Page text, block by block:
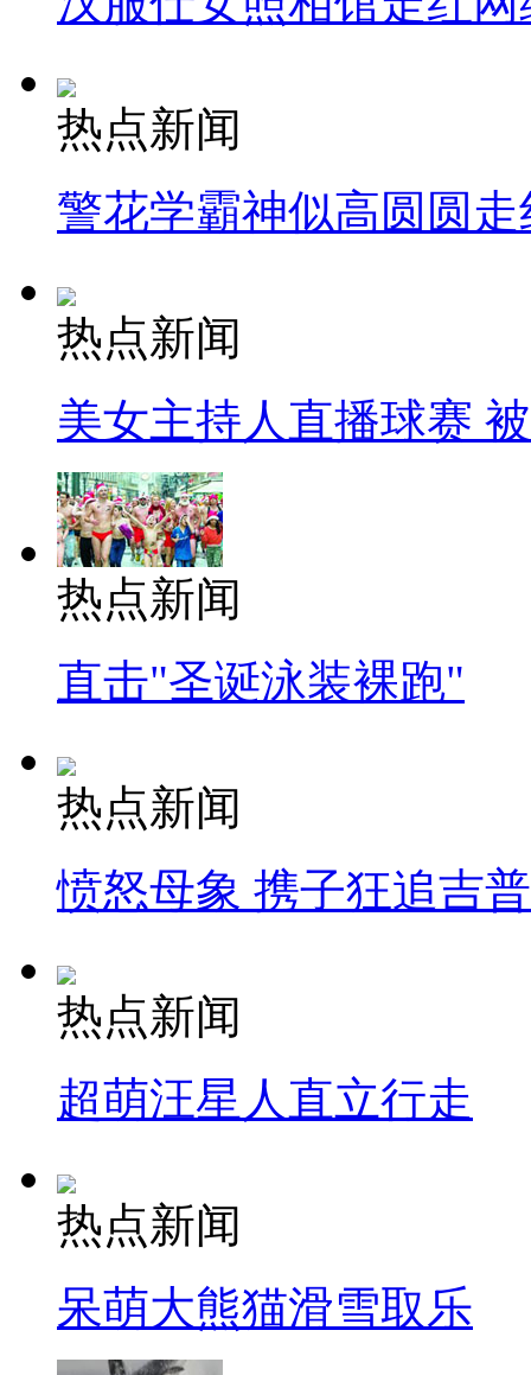
热点新闻
警花学霸神似高圆圆走
热点新闻
美女主持人直播球赛
热点新闻
直击"圣诞泳装裸跑"
热点新闻
愤怒母象 携子狂追吉
热点新闻
超萌汪星人直立行走
热点新闻
呆萌大熊猫滑雪取乐